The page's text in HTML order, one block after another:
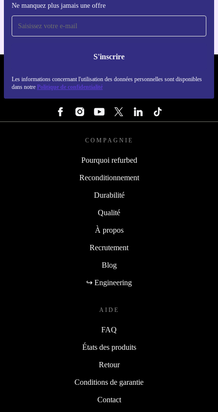
Ne manquez plus jamais une offre
S'inscrire
Les informations concernant l'utilisation des données personnelles sont disponibles
dans notre Politique de confidentialité
Pour iOS et Android
COMPAGNIE
Pourquoi refurbed
Reconditionnement
Durabilité
Qualité
À propos
Recrutement
Blog
↪ Engineering
AIDE
FAQ
États des produits
Retour
Conditions de garantie
Contact